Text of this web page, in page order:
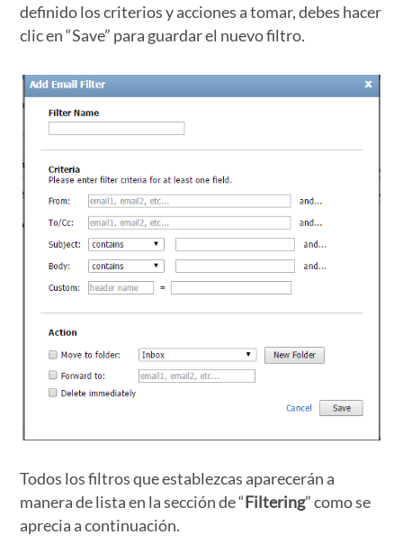
definido los criterios y acciones a tomar, debes hacer
clic en “Save” para guardar el nuevo filtro.
Todos los filtros que establezcas aparecerán a
manera de lista en la sección de “Filtering” como se
aprecia a continuación.